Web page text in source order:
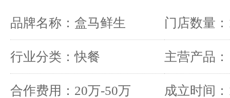
品牌名称：盒马鲜生 门店数量
行业分类：快餐 主营产品：
合作费用：20万-50万 成立时间